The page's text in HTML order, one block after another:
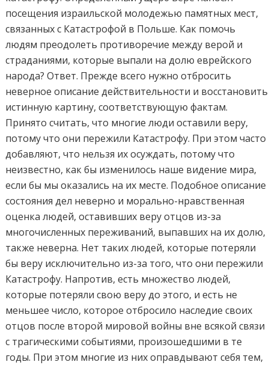
посещения израильской молодежью памятных мест,
связанных с Катастрофой в Польше. Как помочь
людям преодолеть противоречие между верой и
страданиями, которые выпали на долю еврейского
народа? Ответ. Прежде всего нужно отбросить
неверное описание действительности и восстановить
истинную картину, соответствующую фактам.
Принято считать, что многие люди оставили веру,
потому что они пережили Катастрофу. При этом часто
добавляют, что нельзя их осуждать, потому что
неизвестно, как бы изменилось наше видение мира,
если бы мы оказались на их месте. Подобное описание
состояния дел неверно и морально-нравственная
оценка людей, оставивших веру отцов из-за
многочисленных переживаний, выпавших на их долю,
также неверна. Нет таких людей, которые потеряли
бы веру исключительно из-за того, что они пережили
Катастрофу. Напротив, есть множество людей,
которые потеряли свою веру до этого, и есть не
меньшее число, которое отбросило наследие своих
отцов после второй мировой войны вне всякой связи
с трагическими событиями, произошедшими в те
годы. При этом многие из них оправдывают себя тем,